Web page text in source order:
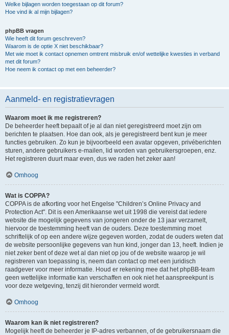
Welke bijlagen worden toegestaan op dit forum?
Hoe vind ik al mijn bijlagen?
phpBB vragen
Wie heeft dit forum geschreven?
Waarom is de optie X niet beschikbaar?
Met wie moet ik contact opnemen omtrent misbruik en/of wettelijke kwesties in verband
met dit forum?
Hoe neem ik contact op met een beheerder?
Aanmeld- en registratievragen
Waarom moet ik me registreren?
De beheerder heeft bepaalt of je al dan niet geregistreerd moet zijn om
berichten te plaatsen. Hoe dan ook, als je geregistreerd bent kun je meer
functies gebruiken. Zo kun je bijvoorbeeld een avatar opgeven, privéberichten
sturen, andere gebruikers e-mailen, lid worden van gebruikersgroepen, enz.
Het registreren duurt maar even, dus we raden het zeker aan!
Omhoog
Wat is COPPA?
COPPA is de afkorting voor het Engelse "Children’s Online Privacy and
Protection Act". Dit is een Amerikaanse wet uit 1998 die vereist dat iedere
website die mogelijk gegevens van jongeren onder de 13 jaar verzamelt,
hiervoor de toestemming heeft van de ouders. Deze toestemming moet
schriftelijk of op een andere wijze gegeven worden, zodat de ouders weten dat
de website persoonlijke gegevens van hun kind, jonger dan 13, heeft. Indien je
niet zeker bent of deze wet al dan niet op jou of de website waarop je wil
registreren van toepassing is, neem dan contact op met een juridisch
raadgever voor meer informatie. Houd er rekening mee dat het phpBB-team
geen wettelijke informatie kan verschaffen en ook niet het aanspreekpunt is
voor deze wetgeving, tenzij dit hieronder vermeld wordt.
Omhoog
Waarom kan ik niet registreren?
Mogelijk heeft de beheerder je IP-adres verbannen, of de gebruikersnaam die